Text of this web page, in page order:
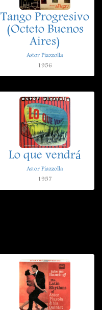
Tango Progresivo
(Octeto Buenos
Aires)
Astor Piazzolla
1956
Lo que vendrá
Astor Piazzolla
1957